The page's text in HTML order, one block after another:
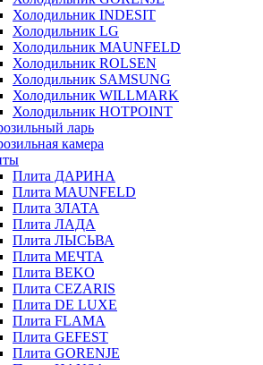
Холодильник INDESIT
Холодильник LG
Холодильник MAUNFELD
Холодильник ROLSEN
Холодильник SAMSUNG
Холодильник WILLMARK
Холодильник HOTPOINT
ларь
камера
Плита ДАРИНА
Плита MAUNFELD
Плита ЗЛАТА
Плита ЛАДА
Плита ЛЫСЬВА
Плита МЕЧТА
Плита BEKO
Плита CEZARIS
Плита DE LUXE
Плита FLAMA
Плита GEFEST
Плита GORENJE